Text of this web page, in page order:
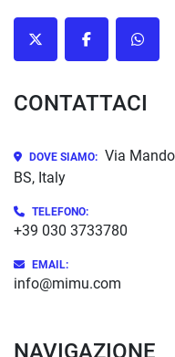
twitter facebook
CONTATTACI
DOVE SIAMO: Via
BS, Italy
TELEFONO:
+39 030 3733780
EMAIL:
info@mimu.com
NAVIGAZIONE